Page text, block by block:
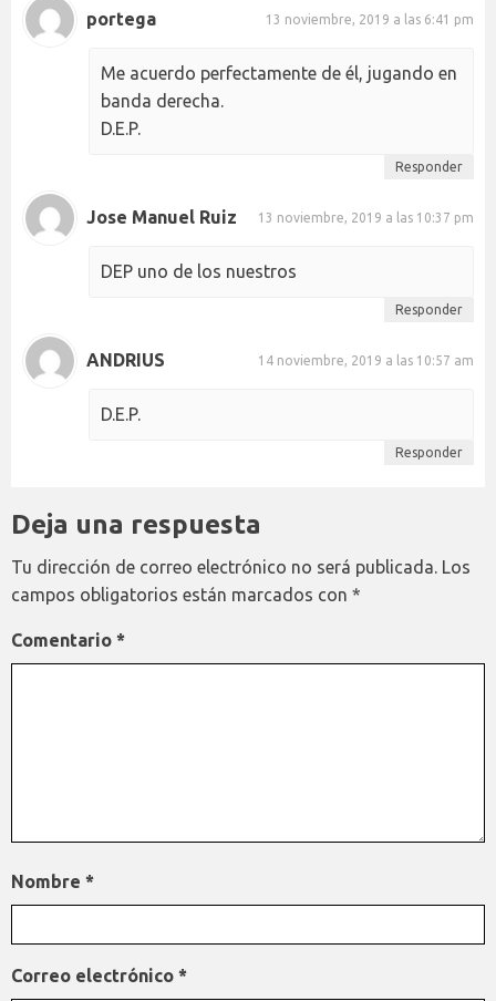
portega 13 noviembre, 2019 a las 6:41 pm
Me acuerdo perfectamente de él, jugando en
banda derecha.
D.E.P.
Responder
Jose Manuel Ruiz 13 noviembre, 2019 a las 10:37 pm
DEP uno de los nuestros
Responder
ANDRIUS 14 noviembre, 2019 a las 10:57 am
D.E.P.
Responder
Deja una respuesta
Tu dirección de correo electrónico no será publicada. Los
campos obligatorios están marcados con *
Comentario *
Nombre *
Correo electrónico *